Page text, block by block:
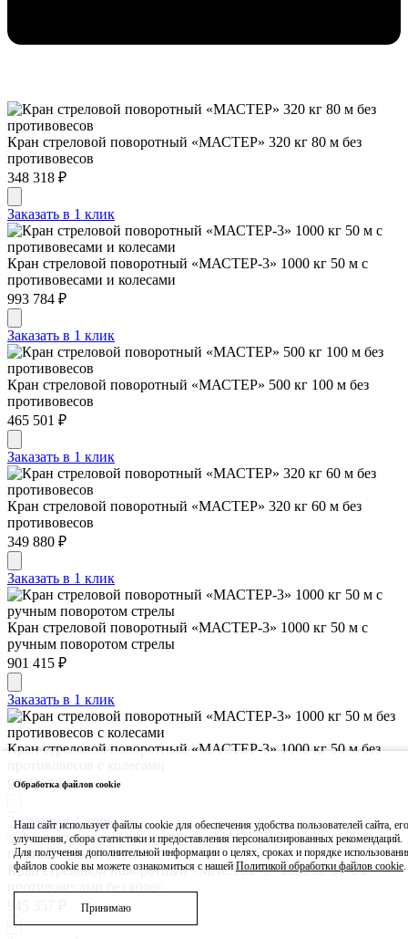
Кран стреловой поворотный «МАСТЕР» 320 кг 80 м без
противовесов
348 318 ₽
Заказать в 1 клик
Кран стреловой поворотный «МАСТЕР-3» 1000 кг 50 м с
противовесами и колесами
993 784 ₽
Заказать в 1 клик
Кран стреловой поворотный «МАСТЕР» 500 кг 100 м без
противовесов
465 501 ₽
Заказать в 1 клик
Кран стреловой поворотный «МАСТЕР» 320 кг 60 м без
противовесов
349 880 ₽
Заказать в 1 клик
Кран стреловой поворотный «МАСТЕР-3» 1000 кг 50 м с
ручным поворотом стрелы
901 415 ₽
Заказать в 1 клик
Кран стреловой поворотный «МАСТЕР-3» 1000 кг 50 м без
973 287 ₽
Заказать в 1 клик
Кран стреловой поворотный «МАСТЕР-3» 1000 кг 50 м с
Обработка файлов cookie
Наш сайт использует файлы cookie для обеспечения удобства пользователей сайта, его
улучшения, сбора статистики и предоставления персонализированных рекомендаций.
Для получения дополнительной информации о целях, сроках и порядке
файлов cookie вы можете ознакомиться с нашей Политикой обработки файлов cookie.
Принимаю